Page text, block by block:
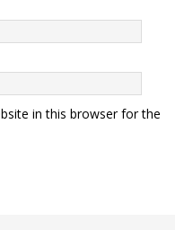
in this browser for the